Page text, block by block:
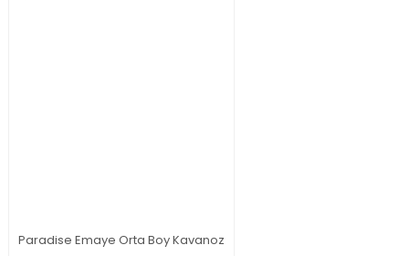
Paradise Emaye Orta Boy Kavanoz